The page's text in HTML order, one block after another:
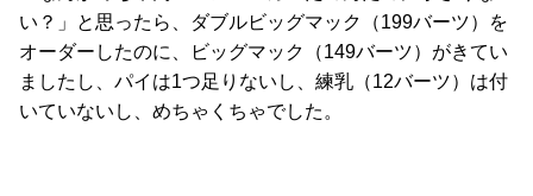
い？」と思ったら、ダブルビッグマック（199バーツ）を
オーダーしたのに、ビッグマック（149バーツ）がきてい
ましたし、パイは1つ足りないし、練乳（12バーツ）は付
いていないし、めちゃくちゃでした。